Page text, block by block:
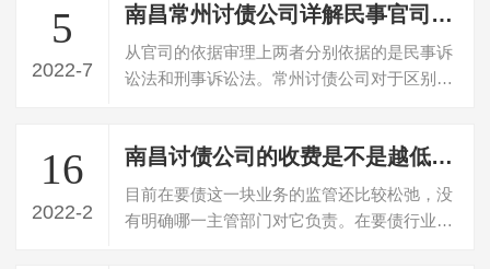
5
2022-7
南昌常州讨债公司详解民事官司与刑事官司的区别
从官司的依据审理上两者分别依据的是民事诉
讼法和刑事诉讼法。常州讨债公司对于区别可
16
2022-2
南昌讨债公司的收费是不是越低越好？
目前在要债这一块业务的监管还比较松弛，没
有明确哪一主管部门对它负责。在要债行业的